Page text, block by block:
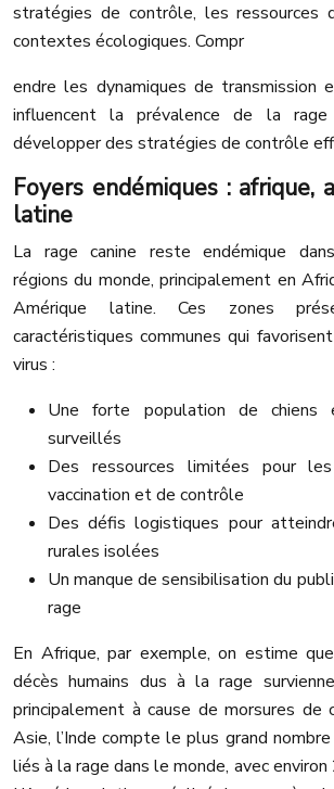
stratégies de contrôle, les ressources
contextes écologiques. Compr
endre les dynamiques de transmission
influencent la prévalence de la
développer des stratégies de contrôle
Foyers endémiques : afrique,
latine
La rage canine reste endémique
régions du monde, principalement en
Amérique latine. Ces zones
caractéristiques communes qui
virus :
Une forte population de chiens
surveillés
Des ressources limitées pour
vaccination et de contrôle
Des défis logistiques pour
rurales isolées
Un manque de sensibilisation du
rage
En Afrique, par exemple, on estime
décès humains dus à la rage
principalement à cause de morsures de
Asie, l’Inde compte le plus grand
liés à la rage dans le monde, avec